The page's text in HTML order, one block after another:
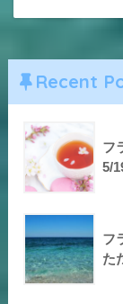
Recent
フ
5/
フ
た